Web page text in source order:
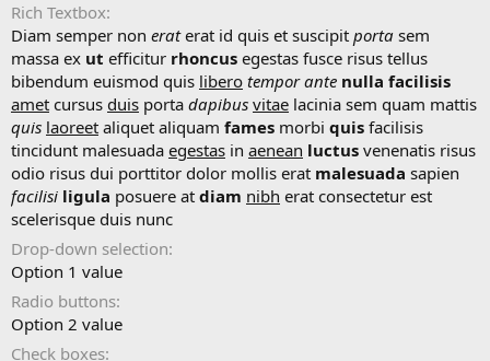
Rich Textbox
Diam semper non eraterat id quis et suscipit porta sem
massa ex ut efficitur rhoncus egestas fusce risus tellus
bibendum euismod quis libero tempor ante nulla facilisis
amet cursus duis porta dapibus vitae lacinia sem quam mattis
quis laoreet aliquet aliquam fames morbi quis facilisis
tincidunt malesuada egestas in aenean luctus venenatis risus
odio risus dui porttitor dolor mollis erat malesuada sapien
facilisi ligula posuere at diam nibh erat consectetur est
scelerisque duis nunc
Drop-down selection
Option 1 value
Radio buttons
Option 2 value
Check boxes